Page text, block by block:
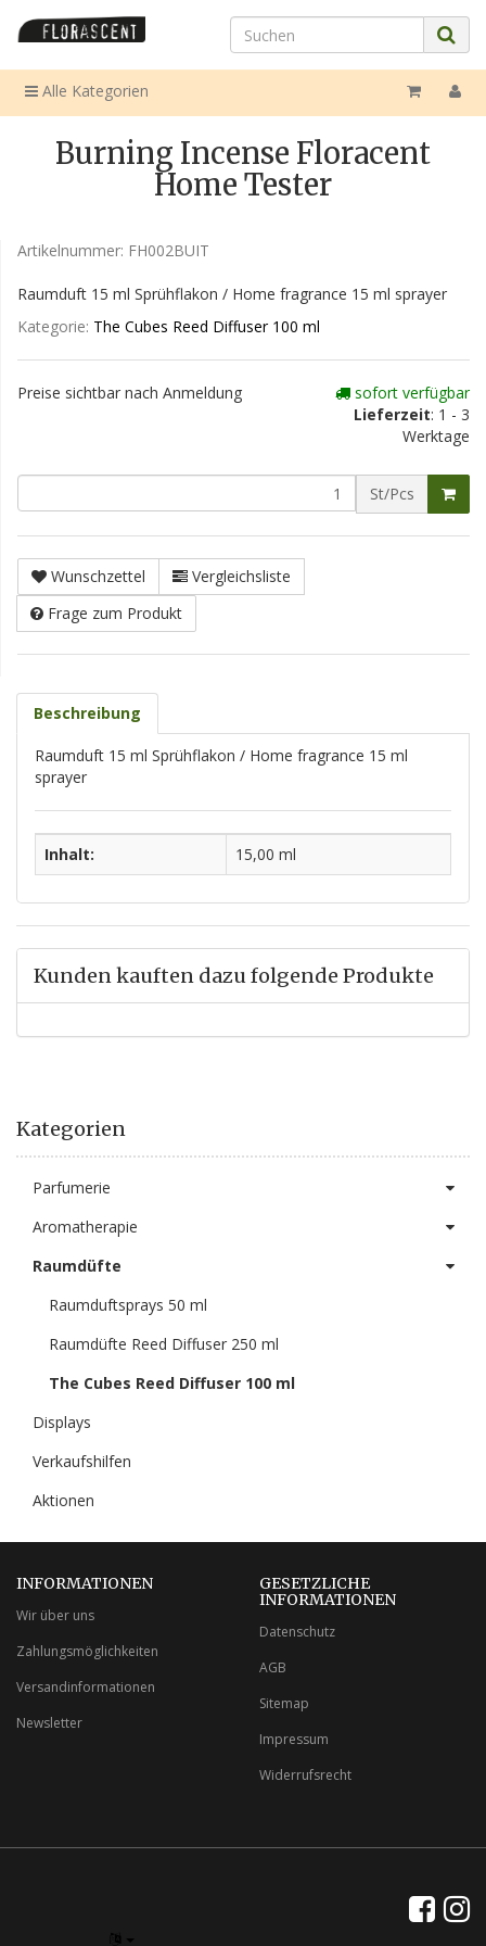
Alle Kategorien
Burning Incense Floracent
Home Tester
Artikelnummer: FH002BUIT
Raumduft 15 ml Sprühflakon / Home fragrance 15 ml sprayer
Kategorie: The Cubes Reed Diffuser 100 ml
Preise sichtbar nach Anmeldung
sofort verfügbar
Lieferzeit: 1 - 3
Werktage
St/Pcs
Wunschzettel
Vergleichsliste
Frage zum Produkt
Beschreibung
Raumduft 15 ml Sprühflakon / Home fragrance 15 ml
sprayer
Inhalt: 15,00 ml
Kunden kauften dazu folgende Produkte
Kategorien
Parfumerie
Aromatherapie
Raumdüfte
Raumduftsprays 50 ml
Raumdüfte Reed Diffuser 250 ml
The Cubes Reed Diffuser 100 ml
Displays
Verkaufshilfen
Aktionen
INFORMATIONEN
Wir über uns
Zahlungsmöglichkeiten
Versandinformationen
Newsletter
GESETZLICHE
INFORMATIONEN
Datenschutz
AGB
Sitemap
Impressum
Widerrufsrecht